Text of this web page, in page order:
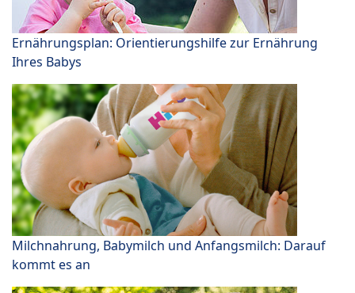
Ernährungsplan: Orientierungshilfe zur Ernährung
Ihres Babys
Milchnahrung, Babymilch und Anfangsmilch: Darauf
kommt es an